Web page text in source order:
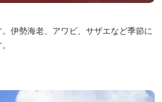
伊勢海老、アワビ、サザエなど季節に